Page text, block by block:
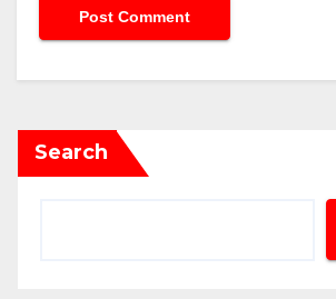
Search